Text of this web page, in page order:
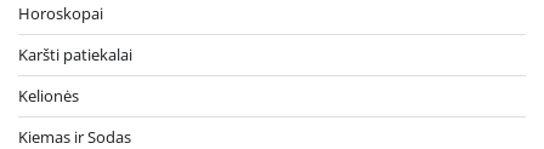
Horoskopai
Karšti patiekalai
Kelionės
Kiemas ir Sodas